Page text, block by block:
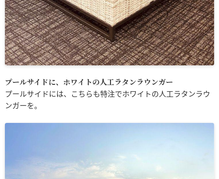
プールサイドに、ホワイトの人工ラタンラウンガー
プールサイドには、こちらも特注でホワイトの人工ラタンラウ
ンガーを。